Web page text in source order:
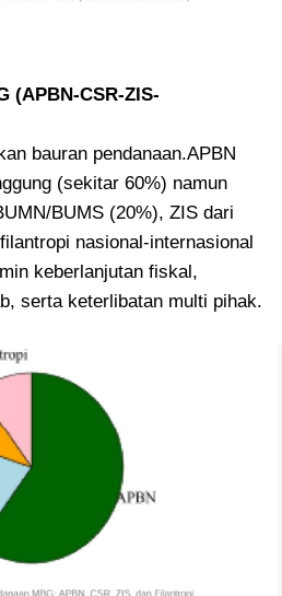
(APBN-CSR-ZIS-
bauran pendanaan.APBN
(sekitar 60%) namun
BUMS (20%), ZIS dari
nasional-internasional
keberlanjutan fiskal,
serta keterlibatan multi pihak.